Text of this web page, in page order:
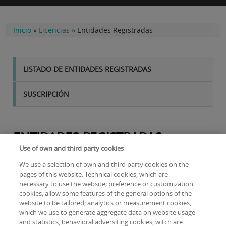
Inicio » Licencias » Entidades Registradas
ENTIDADES
REGISTRADAS
LISTADO DE ENTIDADES REGISTRADAS
SUSCRIPCIÓN
ENTIDADES REGISTRADAS
principales bases de datos de referencias bibliográficas
(Scopus y Web of Science) para los siguientes tipos de
centros: Universidades, Organismos Públicos de
Investigación, Centros Tecnológicos y/o de Investigación,
Parques Científicos, Servicios de Investigación Agraria,
Servicios de Investigación Sanitaria y Administración
Use of own and third party cookies
We use a selection of own and third party cookies on the
pages of this website: Technical cookies, which are
necessary to use the website; preference or customization
cookies, allow some features of the general options of the
website to be tailored; analytics or measurement cookies,
which we use to generate aggregate data on website usage
and statistics, behavioral adversiting cookies, witch are